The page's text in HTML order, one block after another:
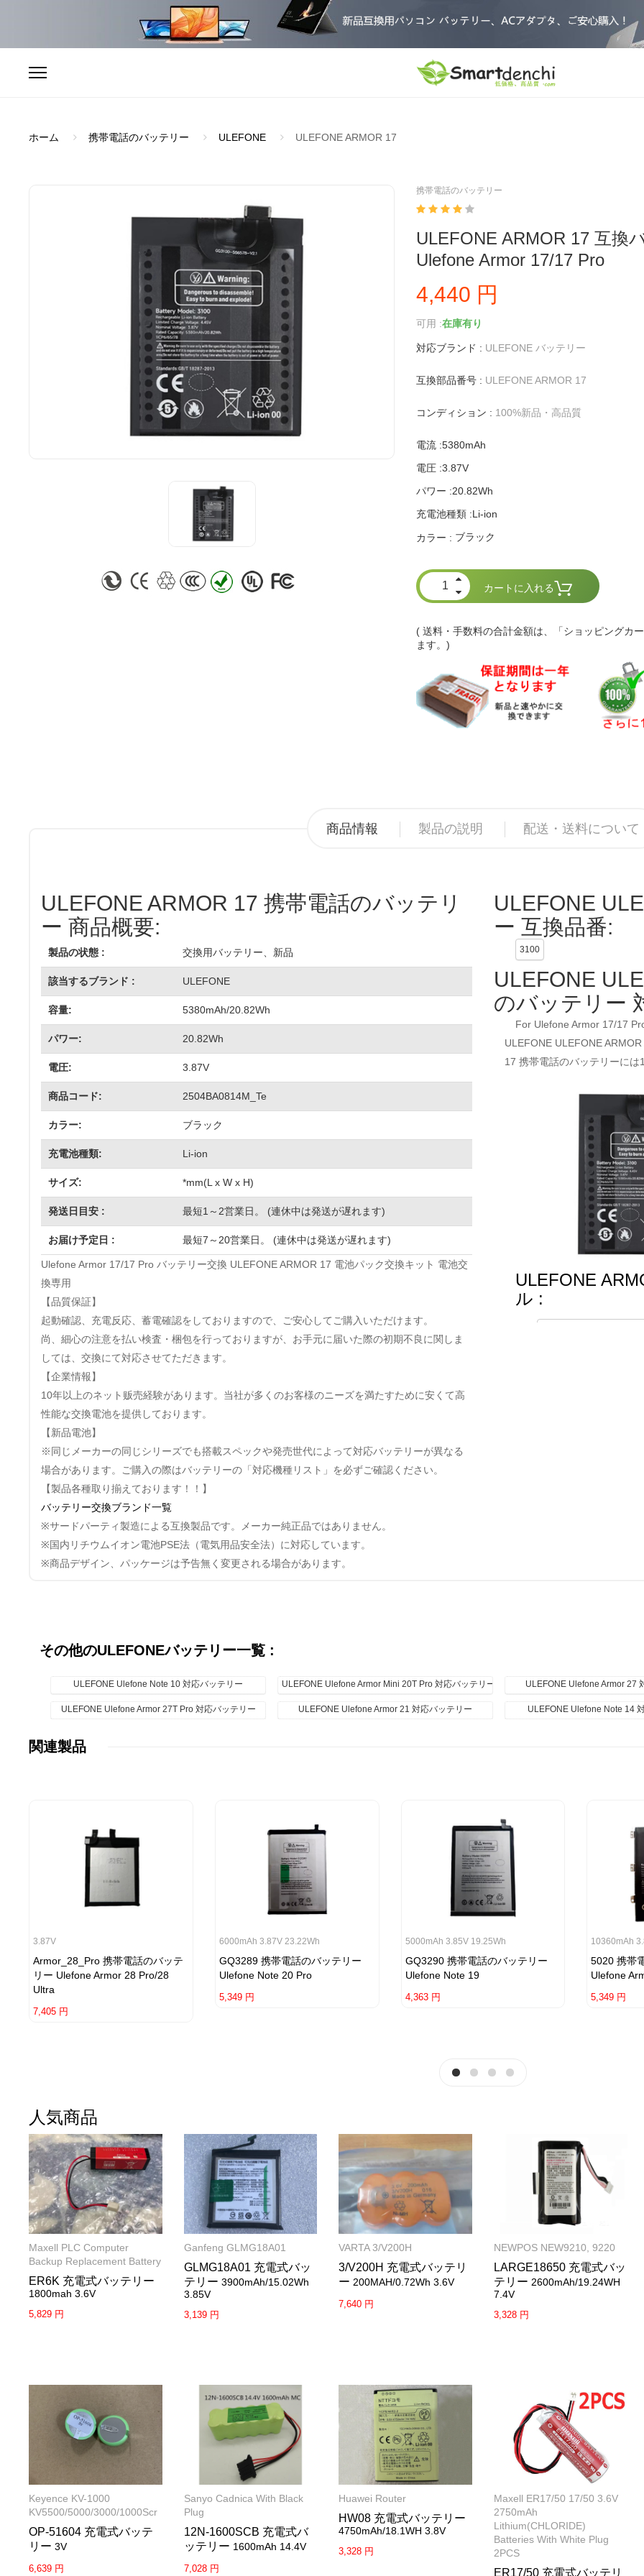
ホーム 携帯電話のバッテリー ULEFONE ULEFONE ARMOR 17
携帯電話のバッテリー
ULEFONE ARMOR 17 互換
Ulefone Armor 17/17 Pro
4,440 円
可用 :在庫有り
対応ブランド : ULEFONE バッテリー
互換部品番号 : ULEFONE ARMOR 17
コンディション : 100%新品・高品質
電流 :5380mAh
電圧 :3.87V
パワー :20.82Wh
充電池種類 :Li-ion
カラー : ブラック
カートに入れる
( 送料・手数料の合計金額は、「ショッピングカ
ます。)
商品情報 製品の説明 配送・送料について
ULEFONE ARMOR 17 携帯電話のバッテリ
ー 商品概要:
製品の状態 : 交換用バッテリー、新品
該当するブランド : ULEFONE
容量: 5380mAh/20.82Wh
パワー: 20.82Wh
電圧: 3.87V
商品コード: 2504BA0814M_Te
カラー: ブラック
充電池種類: Li-ion
サイズ: *mm(L x W x H)
発送日目安 : 最短1～2営業日。 (連休中は発送が遅れます)
お届け予定日 : 最短7～20営業日。 (連休中は発送が遅れます)
Ulefone Armor 17/17 Pro バッテリー交換 ULEFONE ARMOR 17 電池パック交換キット 電池交
換専用
【品質保証】
起動確認、充電反応、蓄電確認をしておりますので、ご安心してご購入いただけます。
尚、細心の注意を払い検査・梱包を行っておりますが、お手元に届いた際の初期不良に関しま
しては、交換にて対応させてただきます。
【企業情報】
10年以上のネット贩売経験があります。当社が多くのお客様のニーズを満たすために安くて高
性能な交換電池を提供しております。
【新品電池】
※同じメーカーの同じシリーズでも搭載スペックや発売世代によって対応バッテリーが異なる
場合があります。ご購入の際はバッテリーの「対応機種リスト」を必ずご確認ください。
【製品各種取り揃えております！！】
バッテリー交換ブランド一覧
※サードパーティ製造による互換製品です。メーカー純正品ではありません。
※国内リチウムイオン電池PSE法（電気用品安全法）に対応しています。
※商品デザイン、パッケージは予告無く変更される場合があります。
ULEFONE
ー 互換品番:
3100
ULEFONE
のバッテリー
For Ulefone Armor 17/17
ULEFONE ULEFONE
17 携帯電話のバッテリーには
ULEFONE
ル :
その他のULEFONEバッテリー一覧 :
ULEFONE Ulefone Note 10 対応バッテリー ULEFONE Ulefone Armor Mini 20T Pro 対応バッテリー ULEFONE Ulefone Armor 27
ULEFONE Ulefone Armor 27T Pro 対応バッテリー ULEFONE Ulefone Armor 21 対応バッテリー ULEFONE Ulefone Note 14
関連製品
3.87V
Armor_28_Pro 携帯電話のバッテ
リー Ulefone Armor 28 Pro/28
Ultra
7,405 円
6000mAh 3.87V 23.22Wh
GQ3289 携帯電話のバッテリー
Ulefone Note 20 Pro
5,349 円
5000mAh 3.85V 19.25Wh
GQ3290 携帯電話のバッテリー
Ulefone Note 19
4,363 円
10360mAh
5020 携帯
Ulefone
5,349 円
人気商品
Maxell PLC Computer
Backup Replacement Battery
ER6K 充電式バッテリー
1800mah 3.6V
5,829 円
Ganfeng GLMG18A01
GLMG18A01 充電式バッ
テリー 3900mAh/15.02Wh
3.85V
3,139 円
VARTA 3/V200H
3/V200H 充電式バッテリ
ー 200MAH/0.72Wh 3.6V
7,640 円
NEWPOS NEW9210, 9220
LARGE18650 充電式バッ
テリー 2600mAh/19.24WH
7.4V
3,328 円
Keyence KV-1000
KV5500/5000/3000/1000Scr
OP-51604 充電式バッテ
リー 3V
6,639 円
Sanyo Cadnica With Black
Plug
12N-1600SCB 充電式バ
ッテリー 1600mAh 14.4V
7,028 円
Huawei Router
HW08 充電式バッテリー
4750mAh/18.1WH 3.8V
3,328 円
Maxell ER17/50 17/50 3.6V
2750mAh
Lithium(CHLORIDE)
Batteries With White Plug
2PCS
ER17/50 充電式バッテリ